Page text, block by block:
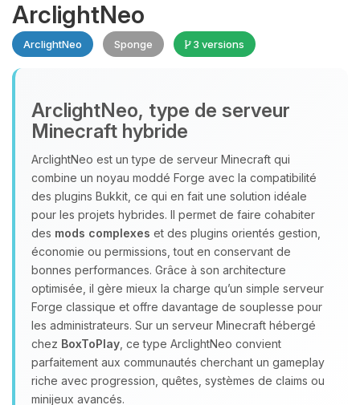
ArclightNeo
ArclightNeo Sponge 3 versions
ArclightNeo, type de serveur
Minecraft hybride
ArclightNeo est un type de serveur Minecraft qui
combine un noyau moddé Forge avec la compatibilité
des plugins Bukkit, ce qui en fait une solution idéale
pour les projets hybrides. Il permet de faire cohabiter
des mods complexes et des plugins orientés gestion,
économie ou permissions, tout en conservant de
bonnes performances. Grâce à son architecture
optimisée, il gère mieux la charge qu’un simple serveur
Forge classique et offre davantage de souplesse pour
les administrateurs. Sur un serveur Minecraft hébergé
chez BoxToPlay , ce type ArclightNeo convient
parfaitement aux communautés cherchant un gameplay
riche avec progression, quêtes, systèmes de claims ou
minijeux avancés.
Youpi, enfin quelqu’un pour me
parler ! Moi c’est Choupy, ton petit
assistant BoxToPlay. Dis-moi ce dont
tu as besoin et je vais remuer mes
petits circuits pour t’aider.
07/08/2026 à 02:32